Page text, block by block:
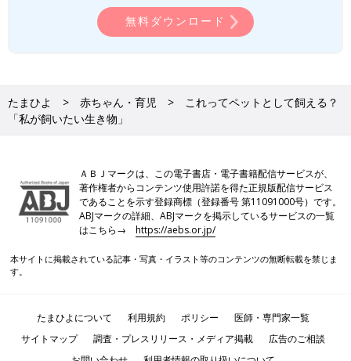
無料ダウンロード
たまひよ 赤ちゃん・育児
これってペットとして飼える？
「私が飼いたい生き物」
ＡＢＪマークは、この電子書店・電子書籍配信サービスが、
著作権者からコンテンツ使用許諾を得た正規版配信サービス
であることを示す登録商標（登録番号 第11091000号）です。
ABJマークの詳細、ABJマークを掲示しているサービスの一覧
はこちら→https://aebs.or.jp/
本サイトに掲載されている記事・写真・イラスト等のコンテンツの無断転載を禁じま
す。
たまひよについて 利用規約 ポリシー
医師・専門家一覧
サイトマップ
調査・プレスリリース・メディア掲載
広告のご相談